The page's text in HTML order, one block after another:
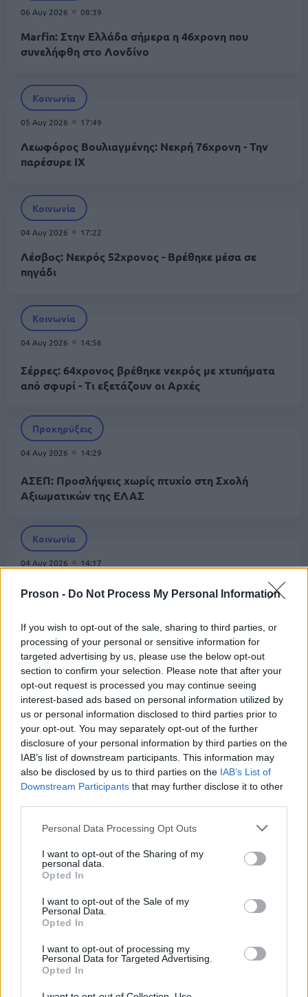
Proson - Do Not Process My Personal Information
If you wish to opt-out of the sale, sharing to third parties, or
processing of your personal or sensitive information for
targeted advertising by us, please use the below opt-out
section to confirm your selection. Please note that after your
opt-out request is processed you may continue seeing
interest-based ads based on personal information utilized by
us or personal information disclosed to third parties prior to
your opt-out. You may separately opt-out of the further
disclosure of your personal information by third parties on the
IAB’s list of downstream participants. This information may
also be disclosed by us to third parties on the IAB’s List of
Downstream Participants that may further disclose it to other
Please note that this website/app uses one or more Google
not limited to your visit or usage behaviour. You may click to
grant or deny consent to Google and its third-party tags to
use your data for below specified purposes in below Google
consent section.
Personal Data Processing Opt Outs
I want to opt-out of the Sharing of my
personal data.
Opted In
I want to opt-out of the Sale of my
Personal Data.
Opted In
I want to opt-out of processing my
Personal Data for Targeted Advertising.
Opted In
06 Αυγ 2026 08:39
Marfin: Στην Ελλάδα σήμερα η 46χρονη που
συνελήφθη στο Λονδίνο
Κοινωνία
05 Αυγ 2026 17:49
Λεωφόρος Βουλιαγμένης: Νεκρή 76χρονη - Την
παρέσυρε ΙΧ
Κοινωνία
04 Αυγ 2026 17:22
Λέσβος: Νεκρός 52χρονος - Βρέθηκε μέσα σε
πηγάδι
Κοινωνία
04 Αυγ 2026 14:56
Σέρρες: 64χρονος βρέθηκε νεκρός με χτυπήματα
από σφυρί - Τι εξετάζουν οι Αρχές
Προκηρύξεις
04 Αυγ 2026 14:29
ΑΣΕΠ: Προσλήψεις χωρίς πτυχίο στη Σχολή
Αξιωματικών της ΕΛΑΣ
Κοινωνία
04 Αυγ 2026 14:17
Θάνατος 68χρονου στις Σέρρες: Δολοφονία
«δείχνει» η ιατροδικαστική έκθεση
Κοινωνία
04 Αυγ 2026 12:01
Ψάθα: Χειροπέδες σε αδελφό αντιδημάρχου -
Παραβίασε τον αποκλεισμό και έπεσε στα
συντρίμμια του ελικοπτέρου
Κοινωνία
στο κεφάλι
Κοινωνία
03 Αυγ 2026 14:22
Μητέρα εξανάγκαζε την ανήλικη κόρη της σε
γενετήσιες πράξεις – Συνελήφθη 56χρονος που
παρακολουθούσε μέσω κινητού